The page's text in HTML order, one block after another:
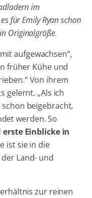
im
für Emily Ryan schon
Originalgröße.
aufgewachsen“,
früher Kühe und
Von ihrem
gelernt. „Als ich
beigebracht,
werden. So
erste Einblicke in
ist sie in die
Land- und
zur reinen